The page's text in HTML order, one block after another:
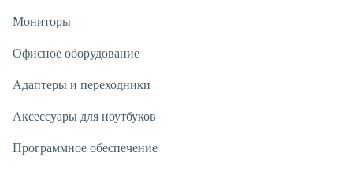
Мониторы
Офисное оборудование
Адаптеры и переходники
Аксессуары для ноутбуков
Программное обеспечение